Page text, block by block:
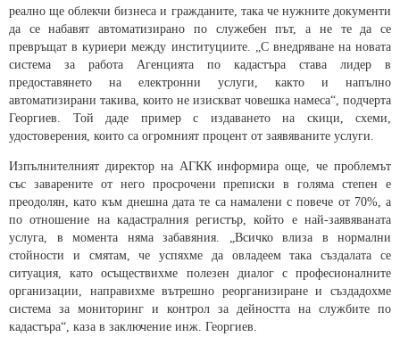
реално ще облекчи бизнеса и гражданите, така че нужните документи
да се набавят автоматизирано по служебен път, а не те да се
превръщат в куриери между институциите. „С внедряване на новата
система за работа Агенцията по кадастъра става лидер в
предоставянето на електронни услуги, както и напълно
автоматизирани такива, които не изискват човешка намеса“, подчерта
Георгиев. Той даде пример с издаването на скици, схеми,
удостоверения, които са огромният процент от заявяваните услуги.
Изпълнителният директор на АГКК информира още, че проблемът
със заварените от него просрочени преписки в голяма степен е
преодолян, като към днешна дата те са намалени с повече от 70%, а
по отношение на кадастралния регистър, който е най-заявяваната
услуга, в момента няма забавяния. „Всичко влиза в нормални
стойности и смятам, че успяхме да овладеем така създалата се
ситуация, като осъществихме полезен диалог с професионалните
организации, направихме вътрешно реорганизиране и създадохме
система за мониторинг и контрол за дейността на службите по
кадастъра“, каза в заключение инж. Георгиев.